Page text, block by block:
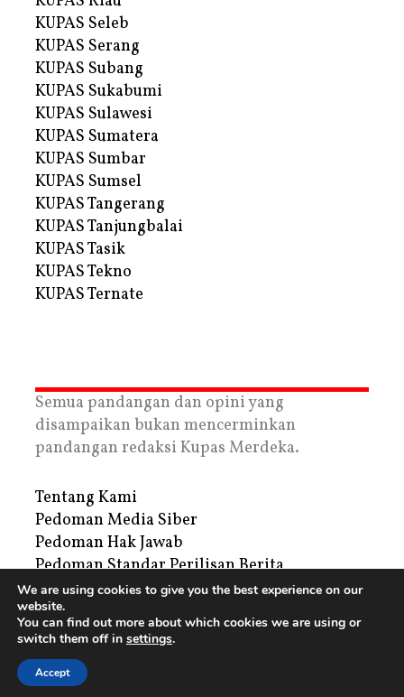
KUPAS Seleb
KUPAS Serang
KUPAS Subang
KUPAS Sukabumi
KUPAS Sulawesi
KUPAS Sumatera
KUPAS Sumbar
KUPAS Sumsel
KUPAS Tangerang
KUPAS Tanjungbalai
KUPAS Tasik
KUPAS Tekno
KUPAS Ternate
Semua pandangan dan opini yang
disampaikan bukan mencerminkan
pandangan redaksi Kupas Merdeka.
Tentang Kami
Pedoman Media Siber
Pedoman Hak Jawab
Pedoman Standar Perilisan Berita
Privacy Policy
Periklanan
Copyright © 2026 | PT. Tegar Kupas Mediatama
We are using cookies to give you the best experience on our
website.
You can find out more about which cookies we are using or
switch them off in settings.
Accept